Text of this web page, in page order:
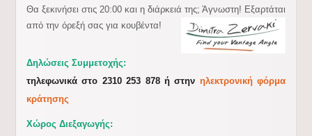
Θα ξεκινήσει στις 20:00 και η διάρκειά της; Άγνωστη! Εξαρτάται
από την όρεξή σας για κουβέντα!
Δηλώσεις Συμμετοχής:
τηλεφωνικά στο 2310 253 878 ή στην ηλεκτρονική φόρμα
κράτησης
Χώρος Διεξαγωγής: